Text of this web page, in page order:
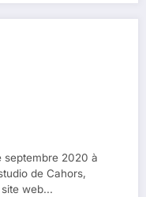
septembre 2020 à
de Cahors,
web...